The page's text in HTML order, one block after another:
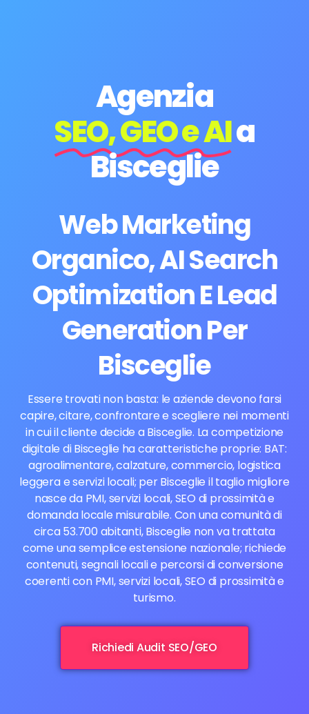
Agenzia
SEO, GEO e AIa
Bisceglie
Web Marketing
Organico, AI Search
Optimization E Lead
Generation Per
Bisceglie
Essere trovati non basta: le aziende devono farsi
capire, citare, confrontare e scegliere nei momenti
in cui il cliente decide a Bisceglie. La competizione
digitale di Bisceglie ha caratteristiche proprie: BAT:
agroalimentare, calzature, commercio, logistica
leggera e servizi locali; per Bisceglie il taglio migliore
nasce da PMI, servizi locali, SEO di prossimità e
domanda locale misurabile. Con una comunità di
circa 53.700 abitanti, Bisceglie non va trattata
come una semplice estensione nazionale; richiede
contenuti, segnali locali e percorsi di conversione
coerenti con PMI, servizi locali, SEO di prossimità e
turismo.
Richiedi Audit SEO/GEO